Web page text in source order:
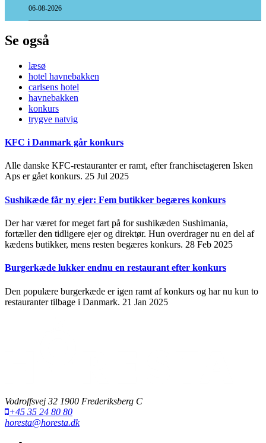
06-08-2026
Se også
læsø
hotel havnebakken
carlsens hotel
havnebakken
konkurs
trygve natvig
KFC i Danmark går konkurs
Alle danske KFC-restauranter er ramt, efter franchisetageren Isken
Aps er gået konkurs. 25 Jul 2025
Sushikæde får ny ejer: Fem butikker begæres konkurs
Der har været for meget fart på for sushikæden Sushimania,
fortæller den tidligere ejer og direktør. Hun overdrager nu en del af
kædens butikker, mens resten begæres konkurs. 28 Feb 2025
Burgerkæde lukker endnu en restaurant efter konkurs
Den populære burgerkæde er igen ramt af konkurs og har nu kun to
restauranter tilbage i Danmark. 21 Jan 2025
Vodroffsvej 32 1900 Frederiksberg C
+45 35 24 80 80
horesta@horesta.dk